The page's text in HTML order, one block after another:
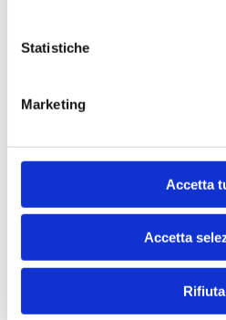
Statistiche
Marketing
Accetta
Accetta
Rifiuta
Via Livornese Est, 142,